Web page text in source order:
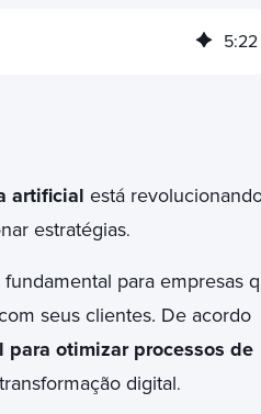
5:22
artificial está
estratégias.
para empresas
seus clientes. De acordo
para otimizar processos de
digital.